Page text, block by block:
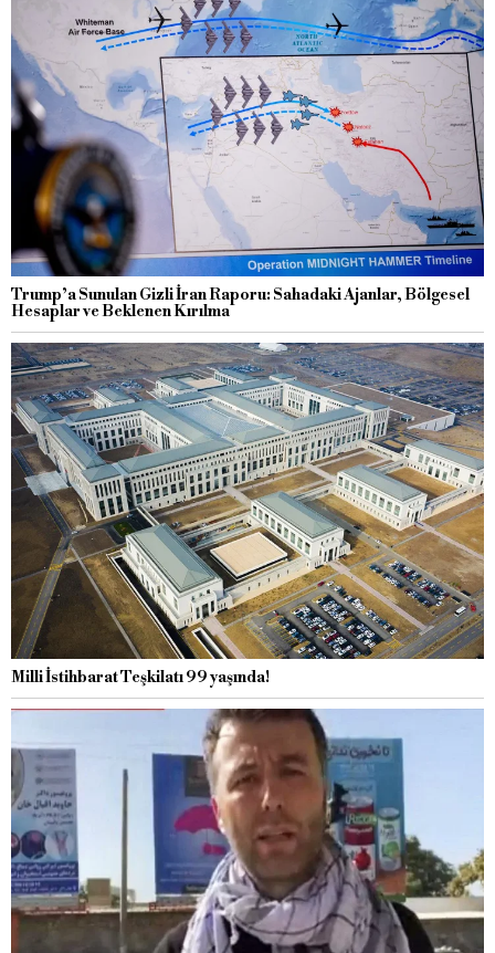
Trump’a Sunulan Gizli İran Raporu: Sahadaki Ajanlar, Bölgesel
Hesaplar ve Beklenen Kırılma
Milli İstihbarat Teşkilatı 99 yaşında!